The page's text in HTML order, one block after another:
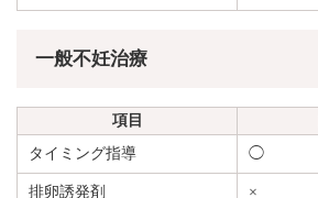
一般不妊治療
項目
タイミング指導
◯
排卵誘発剤 ×